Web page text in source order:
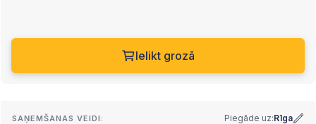
Ielikt grozā
SAŅEMŠANAS VEIDI: Piegāde uz:Rīga